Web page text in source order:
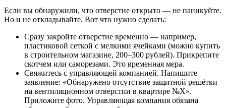
Если вы обнаружили, что отверстие открыто — не паникуйте.
Но и не откладывайте. Вот что нужно сделать:
Сразу закройте отверстие временно — например,
пластиковой сеткой с мелкими ячейками (можно купить
в строительном магазине, 200–300 рублей). Прикрепите
скотчем или саморезами. Это временная мера.
Свяжитесь с управляющей компанией. Напишите
заявление: «Обнаружено отсутствие защитной решётки
на вентиляционном отверстии в квартире №X».
Приложите фото. Управляющая компания обязана